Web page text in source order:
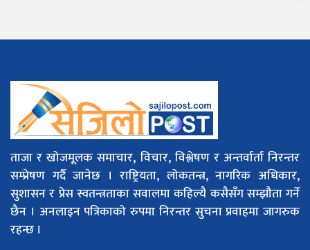
ताजा र खोजमूलक समाचार, विचार, विश्लेषण र अन्तर्वार्ता निरन्तर
सम्प्रेषण गर्दै जानेछ । राष्ट्रियता, लोकतन्त्र, नागरिक अधिकार,
सुशासन र प्रेस स्वतन्त्रताका सवालमा कहिल्यै कसैसँग सम्झौता गर्ने
छैन । अनलाइन पत्रिकाको रुपमा निरन्तर सुचना प्रवाहमा जागरुक
रहन्छ ।